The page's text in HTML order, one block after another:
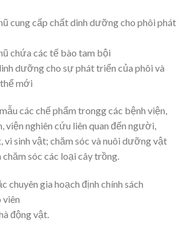
cung cấp chất dinh dưỡng cho phôi phát
chứa các tế bào tam bội
dưỡng cho sự phát triển của phôi và
mới
các chế phẩm trongg các bệnh viện,
viện nghiên cứu liên quan đến người,
vi sinh vật; chăm sóc và nuôi dưỡng vật
sóc các loại cây trồng.
chuyên gia hoạch định chính sách
viên
động vật.